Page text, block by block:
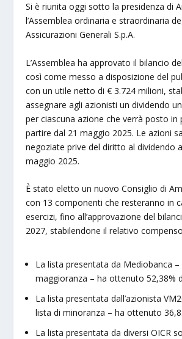
Si è riunita oggi sotto la presidenza di
l’Assemblea ordinaria e straordinaria
Assicurazioni Generali S.p.A.
L’Assemblea ha approvato il bilancio
così come messo a disposizione del
con un utile netto di € 3.724 milioni,
assegnare agli azionisti un dividendo
per ciascuna azione che verrà posto in
partire dal 21 maggio 2025. Le azioni
negoziate prive del diritto al dividendo
maggio 2025.
È stato eletto un nuovo Consiglio di
con 13 componenti che resteranno in
esercizi, fino all’approvazione del
2027, stabilendone il relativo
La lista presentata da Mediobanca –
maggioranza – ha ottenuto 52,38%
La lista presentata dall’azionista
lista di minoranza – ha ottenuto
La lista presentata da diversi OICR